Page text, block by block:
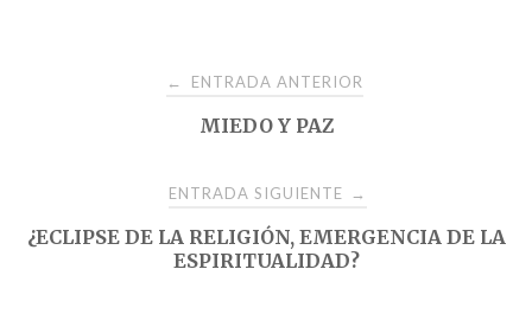
Navegación
← ENTRADA ANTERIOR
MIEDO Y PAZ
ENTRADA SIGUIENTE →
¿ECLIPSE DE LA RELIGIÓN, EMERGENCIA DE LA
ESPIRITUALIDAD?